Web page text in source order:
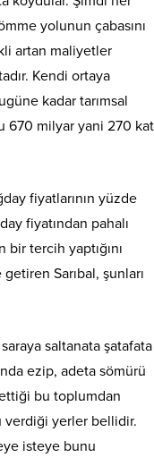
yolunun çabasını
artan maliyetler
Kendi ortaya
kadar tarımsal
670 milyar yani 270 kat
fiyatlarının yüzde
fiyatından pahalı
bir tercih yaptığını
Sarıbal, şunları
saltanata şatafata
ezip, adeta sömürü
bu toplumdan
verdiği yerler bellidir.
isteye bunu